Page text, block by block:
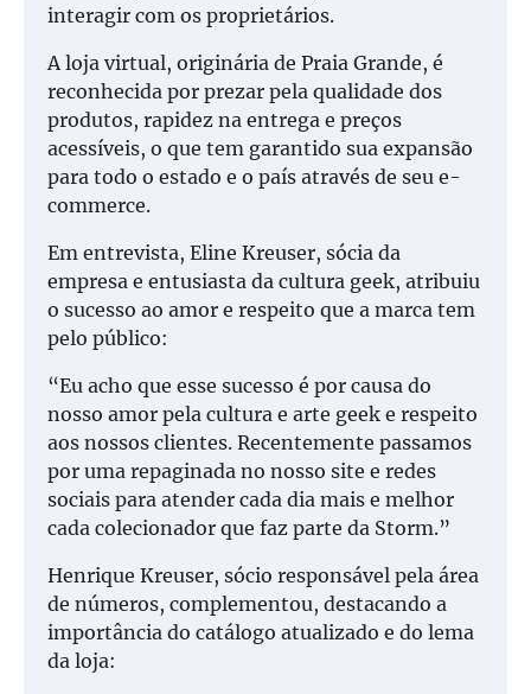
interagir com os proprietários.
A loja virtual, originária de Praia Grande, é
reconhecida por prezar pela qualidade dos
produtos, rapidez na entrega e preços
acessíveis, o que tem garantido sua expansão
para todo o estado e o país através de seu e-
commerce.
Em entrevista, Eline Kreuser, sócia da
empresa e entusiasta da cultura geek, atribuiu
o sucesso ao amor e respeito que a marca tem
pelo público:
“Eu acho que esse sucesso é por causa do
nosso amor pela cultura e arte geek e respeito
aos nossos clientes. Recentemente passamos
por uma repaginada no nosso site e redes
sociais para atender cada dia mais e melhor
cada colecionador que faz parte da Storm.”
Henrique Kreuser, sócio responsável pela área
de números, complementou, destacando a
importância do catálogo atualizado e do lema
da loja: